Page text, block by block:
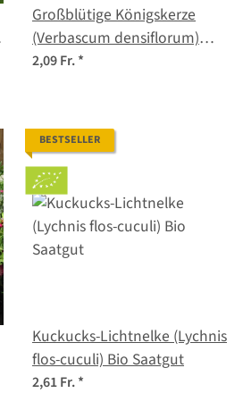
Großblütige Königskerze
(Verbascum densiflorum)
Samen
2,09 Fr.*
BESTSELLER
Kuckucks-Lichtnelke (Lychnis
flos-cuculi) Bio Saatgut
2,61 Fr.*